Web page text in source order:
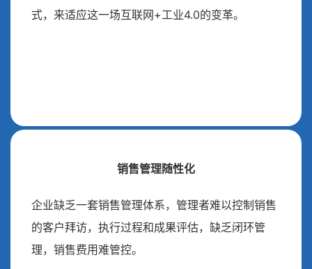
式，来适应这一场互联网+工业4.0的变革。
销售管理随性化
企业缺乏一套销售管理体系，管理者难以控制销售
的客户拜访，执行过程和成果评估，缺乏闭环管
理，销售费用难管控。